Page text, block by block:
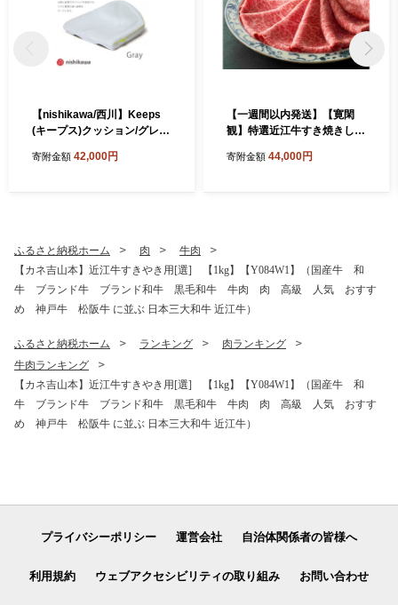
【nishikawa/西川】Keeps
(キープス)クッション/グレー
寄附金額 42,000円
【一週間以内発送】【寛閑
観】特選近江牛すき焼きしゃ
霜降り200g)【冷蔵】【FR3
寄附金額 44,000円
ふるさと納税ホーム 肉
牛肉
【カネ吉山本】近江牛すきやき用[選] 【1kg】【Y084W1】（国産牛 和
牛 ブランド牛 ブランド和牛 黒毛和牛 牛肉 肉 高級 人気 おすす
め 神戸牛 松阪牛 に並ぶ 日本三大和牛 近江牛）
ふるさと納税ホーム ランキング
肉ランキング
牛肉ランキング
【カネ吉山本】近江牛すきやき用[選] 【1kg】【Y084W1】（国産牛 和
牛 ブランド牛 ブランド和牛 黒毛和牛 牛肉 肉 高級 人気 おすす
め 神戸牛 松阪牛 に並ぶ 日本三大和牛 近江牛）
プライバシーポリシー 運営会社 自治体関係者の皆様へ
利用規約 ウェブアクセシビリティの取り組み お問い合わせ